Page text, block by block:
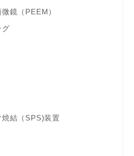
鏡（PEEM）
グ
結（SPS)装置